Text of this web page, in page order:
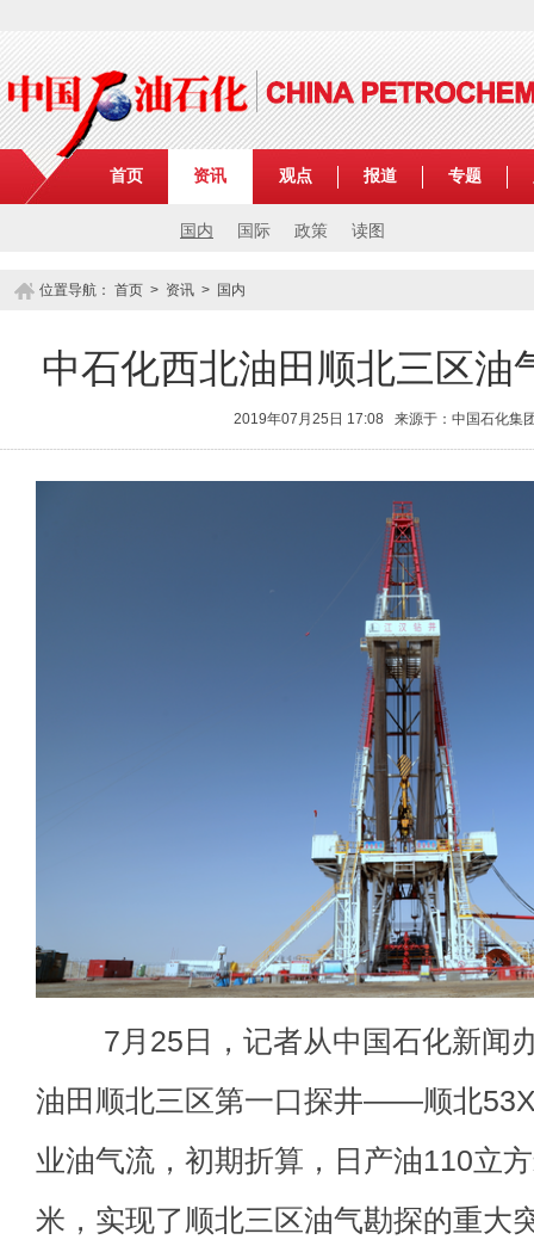
首页 资讯
国内 国际 政策 读图
观点 报道 专题
位置导航： 首页 > 资讯 > 国内
中石化西北油田顺北三区油
2019年07月25日 17:08 来源于：中国石化
7月25日，记者从中国石化新闻
油田顺北三区第一口探井——顺北
业油气流，初期折算，日产油110立
米，实现了顺北三区油气勘探的重大